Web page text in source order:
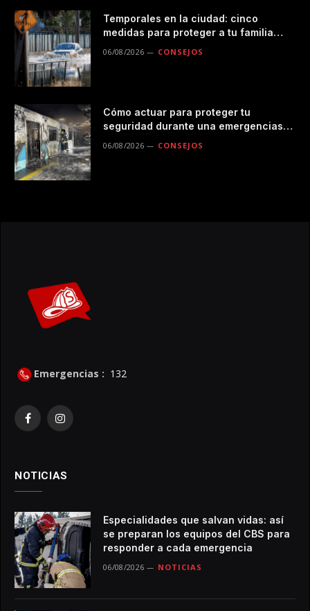
Temporales en la ciudad: cinco
medidas para proteger a tu familia
06/08/2026 CONSEJOS
Cómo actuar para proteger tu
seguridad durante una emergencias
06/08/2026 CONSEJOS
Emergencias : 132
FacebookInstagram
NOTICIAS
Especialidades que salvan vidas: así
se preparan los equipos del CBS para
responder a cada emergencia
06/08/2026 NOTICIAS